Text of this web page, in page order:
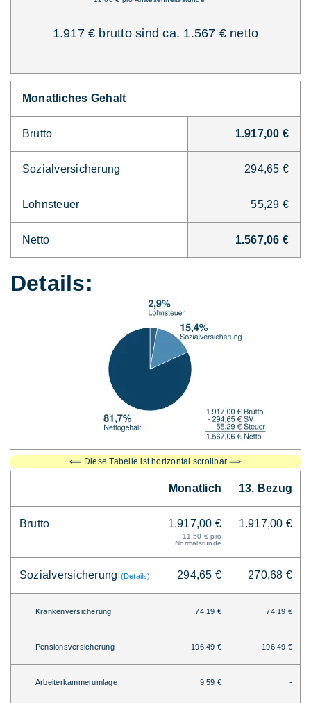
1.917 € brutto sind ca. 1.567 € netto
Monatliches Gehalt
Brutto 1.917,00 €
Sozialversicherung 294,65 €
Lohnsteuer 55,29 €
Netto 1.567,06 €
Details:
⟸ Diese Tabelle ist horizontal scrollbar ⟹
Monatlich 13. Bezug
Brutto 1.917,00 €
11,50 € pro
Normalstunde
1.917,00 €
Sozialversicherung (Details) 294,65 € 270,68 €
Krankenversicherung 74,19 € 74,19 €
Pensionsversicherung 196,49 € 196,49 €
Arbeiterkammerumlage 9,59 € -